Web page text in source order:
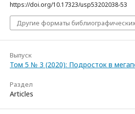
https://doi.org/10.17323/usp53202038-53
Другие форматы
Выпуск
Том 5 № 3 (2020): Подросток в
Раздел
Articles